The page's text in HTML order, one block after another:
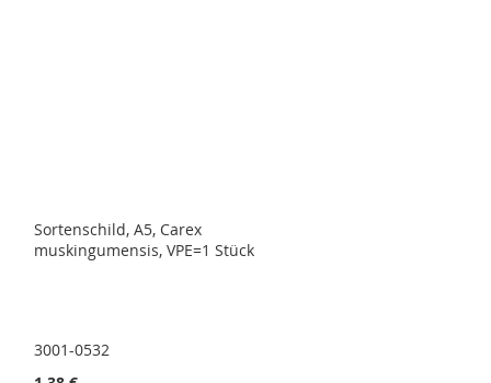
Sortenschild, A5, Carex
muskingumensis, VPE=1 Stück
3001-0532